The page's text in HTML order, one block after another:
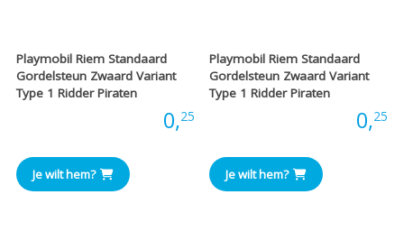
Playmobil Riem Standaard
Gordelsteun Zwaard Variant
Type 1 Ridder Piraten
0,25
Je wilt hem?
Playmobil Riem Standaard
Gordelsteun Zwaard Variant
Type 1 Ridder Piraten
0,25
Je wilt hem?